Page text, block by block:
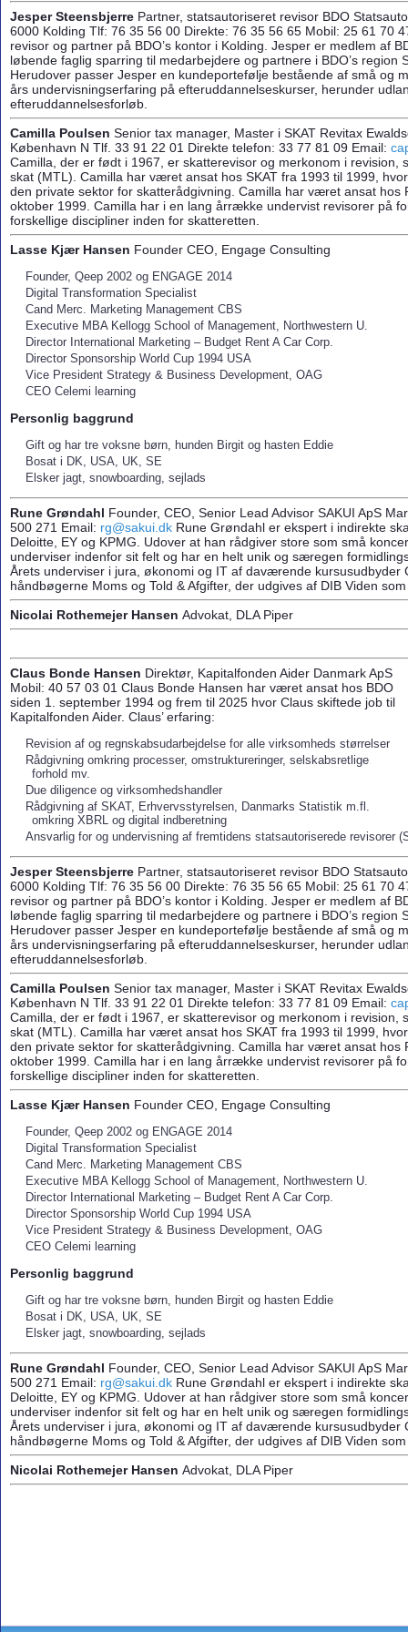
Jesper Steensbjerre Partner, statsautoriseret revisor BDO
6000 Kolding Tlf: 76 35 56 00 Direkte: 76 35 56 65 Mobil: 25 61 70
revisor og partner på BDO’s kontor i Kolding. Jesper er medlem af
løbende faglig sparring til medarbejdere og partnere i BDO’s
Herudover passer Jesper en kundeportefølje bestående af små og
års undervisningserfaring på efteruddannelseskurser, herunder
efteruddannelsesforløb.
Camilla Poulsen Senior tax manager, Master i SKAT Revitax
København N Tlf. 33 91 22 01 Direkte telefon: 33 77 81 09 Email:
Camilla, der er født i 1967, er skatterevisor og merkonom i revision,
skat (MTL). Camilla har været ansat hos SKAT fra 1993 til 1999,
den private sektor for skatterådgivning. Camilla har været ansat hos
oktober 1999. Camilla har i en lang årrække undervist revisorer på
forskellige discipliner inden for skatteretten.
Lasse Kjær Hansen Founder CEO, Engage Consulting
Founder, Qeep 2002 og ENGAGE 2014
Digital Transformation Specialist
Cand Merc. Marketing Management CBS
Executive MBA Kellogg School of Management, Northwestern U.
Director International Marketing – Budget Rent A Car Corp.
Director Sponsorship World Cup 1994 USA
Vice President Strategy & Business Development, OAG
CEO Celemi learning
Personlig baggrund
Gift og har tre voksne børn, hunden Birgit og hasten Eddie
Bosat i DK, USA, UK, SE
Elsker jagt, snowboarding, sejlads
Rune Grøndahl Founder, CEO, Senior Lead Advisor SAKUI ApS
500 271 Email: rg@sakui.dk Rune Grøndahl er ekspert i indirekte
Deloitte, EY og KPMG. Udover at han rådgiver store som små
underviser indenfor sit felt og har en helt unik og særegen
Årets underviser i jura, økonomi og IT af daværende kursusudbyder
håndbøgerne Moms og Told & Afgifter, der udgives af DIB Viden
Nicolai Rothemejer Hansen Advokat, DLA Piper
Claus Bonde Hansen Direktør, Kapitalfonden Aider Danmark ApS
Mobil: 40 57 03 01 Claus Bonde Hansen har været ansat hos BDO
siden 1. september 1994 og frem til 2025 hvor Claus skiftede job til
Kapitalfonden Aider. Claus’ erfaring:
Revision af og regnskabsudarbejdelse for alle virksomheds størrelser
Rådgivning omkring processer, omstruktureringer, selskabsretlige
forhold mv.
Due diligence og virksomhedshandler
Rådgivning af SKAT, Erhvervsstyrelsen, Danmarks Statistik m.fl.
omkring XBRL og digital indberetning
Ansvarlig for og undervisning af fremtidens statsautoriserede revi­sorer
Jesper Steensbjerre Partner, statsautoriseret revisor BDO
6000 Kolding Tlf: 76 35 56 00 Direkte: 76 35 56 65 Mobil: 25 61 70
revisor og partner på BDO’s kontor i Kolding. Jesper er medlem af
løbende faglig sparring til medarbejdere og partnere i BDO’s
Herudover passer Jesper en kundeportefølje bestående af små og
års undervisningserfaring på efteruddannelseskurser, herunder
efteruddannelsesforløb.
Camilla Poulsen Senior tax manager, Master i SKAT Revitax
København N Tlf. 33 91 22 01 Direkte telefon: 33 77 81 09 Email:
Camilla, der er født i 1967, er skatterevisor og merkonom i revision,
skat (MTL). Camilla har været ansat hos SKAT fra 1993 til 1999,
den private sektor for skatterådgivning. Camilla har været ansat hos
oktober 1999. Camilla har i en lang årrække undervist revisorer på
forskellige discipliner inden for skatteretten.
Lasse Kjær Hansen Founder CEO, Engage Consulting
Founder, Qeep 2002 og ENGAGE 2014
Digital Transformation Specialist
Cand Merc. Marketing Management CBS
Executive MBA Kellogg School of Management, Northwestern U.
Director International Marketing – Budget Rent A Car Corp.
Director Sponsorship World Cup 1994 USA
Vice President Strategy & Business Development, OAG
CEO Celemi learning
Personlig baggrund
Gift og har tre voksne børn, hunden Birgit og hasten Eddie
Bosat i DK, USA, UK, SE
Elsker jagt, snowboarding, sejlads
Rune Grøndahl Founder, CEO, Senior Lead Advisor SAKUI ApS
500 271 Email: rg@sakui.dk Rune Grøndahl er ekspert i indirekte
Deloitte, EY og KPMG. Udover at han rådgiver store som små
underviser indenfor sit felt og har en helt unik og særegen
Årets underviser i jura, økonomi og IT af daværende kursusudbyder
håndbøgerne Moms og Told & Afgifter, der udgives af DIB Viden
Nicolai Rothemejer Hansen Advokat, DLA Piper